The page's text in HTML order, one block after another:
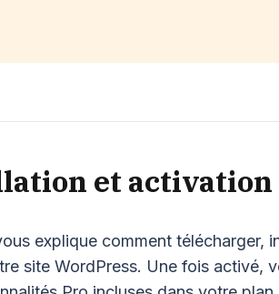
et
explique comment télécharger,
site WordPress. Une fois activé,